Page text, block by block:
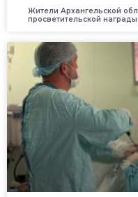
Жители Архангельской
просветительской